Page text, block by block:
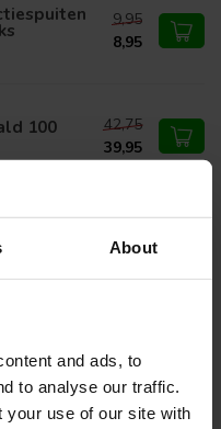
About
and ads, to
to analyse our traffic.
your use of our site with
9,95
8,95
100
42,75
39,95
-
16,45
Neem contact op via
+31 (0)30 203 59 02